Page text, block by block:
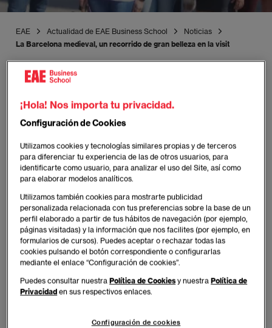
EAE Actualidad de EAE Business School
Noticias
La Barcelona medieval, un recorrido de gran belleza en la visita cultural
Publicado: 26/05/2017
Experiencia EAE
Los alumnos han descubierto el pasado
romano y gótico de la ciudad en un tour
guiado por el barrio gótico y el borne
Imagen
¡Hola! Nos importa tu privacidad.
Configuración de Cookies
Utilizamos cookies y tecnologías similares propias y de terceros
para diferenciar tu experiencia de las de otros usuarios, para
identificarte como usuario, para analizar el uso del Site, así como
para elaborar modelos analíticos.
Utilizamos también cookies para mostrarte publicidad
personalizada relacionada con tus preferencias sobre la base de un
perfil elaborado a partir de tus hábitos de navegación (por ejemplo,
páginas visitadas) y la información que nos facilites (por ejemplo, en
formularios de cursos). Puedes aceptar o rechazar todas las
cookies pulsando el botón correspondiente o configurarlas
mediante el enlace “Configuración de cookies”.
Puedes consultar nuestraPolítica de Cookies y nuestraPolítica de
Privacidad en sus respectivos enlaces.
Configuración de cookies